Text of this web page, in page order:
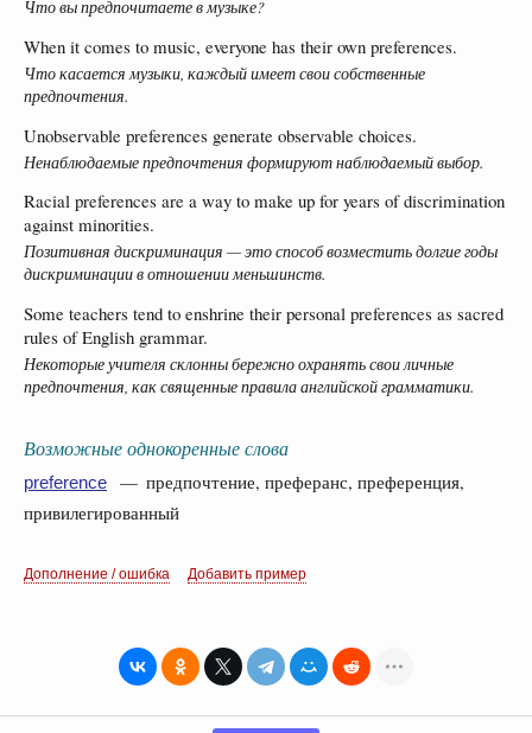
Что вы предпочитаете в музыке?
When it comes to music, everyone has their own preferences.
Что касается музыки, каждый имеет свои собственные
предпочтения.
Unobservable preferences generate observable choices.
Ненаблюдаемые предпочтения формируют наблюдаемый выбор.
Racial preferences are a way to make up for years of discrimination
against minorities.
Позитивная дискриминация — это способ возместить долгие годы
дискриминации в отношении меньшинств.
Some teachers tend to enshrine their personal preferences as sacred
rules of English grammar.
Некоторые учителя склонны бережно охранять свои личные
предпочтения, как священные правила английской грамматики.
Возможные однокоренные слова
preference
— предпочтение, преферанс, преференция,
привилегированный
Дополнение / ошибка Добавить пример